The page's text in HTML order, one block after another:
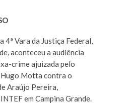
4ª Vara da Justiça Federal,
aconteceu a audiência
crime ajuizada pelo
Motta contra o
Araújo Pereira,
em Campina Grande.